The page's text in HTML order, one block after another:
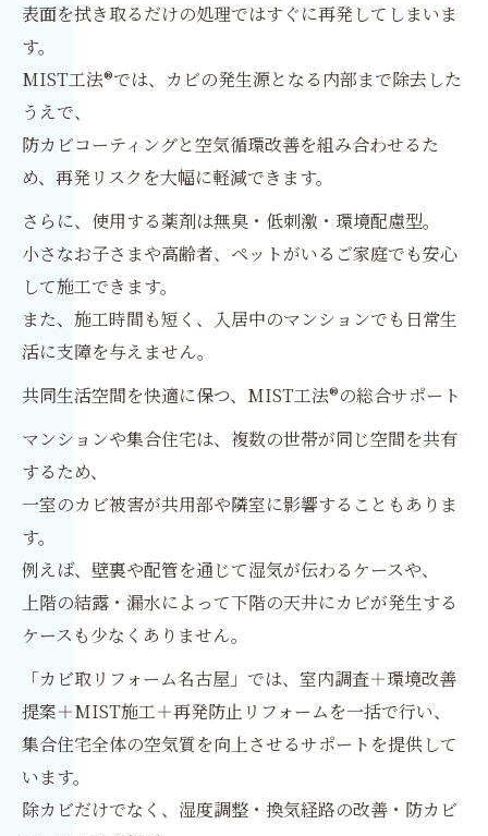
表面を拭き取るだけの処理ではすぐに再発してしまいま
す。
MIST工法®では、カビの発生源となる内部まで除去した
うえで、
防カビコーティングと空気循環改善を組み合わせるた
め、再発リスクを大幅に軽減できます。
さらに、使用する薬剤は無臭・低刺激・環境配慮型。
小さなお子さまや高齢者、ペットがいるご家庭でも安心
して施工できます。
また、施工時間も短く、入居中のマンションでも日常生
活に支障を与えません。
共同生活空間を快適に保つ、MIST工法®の総合サポート
マンションや集合住宅は、複数の世帯が同じ空間を共有
するため、
一室のカビ被害が共用部や隣室に影響することもありま
す。
例えば、壁裏や配管を通じて湿気が伝わるケースや、
上階の結露・漏水によって下階の天井にカビが発生する
ケースも少なくありません。
「カビ取リフォーム名古屋」では、室内調査＋環境改善
提案＋MIST施工＋再発防止リフォームを一括で行い、
集合住宅全体の空気質を向上させるサポートを提供して
います。
除カビだけでなく、湿度調整・換気経路の改善・防カビ